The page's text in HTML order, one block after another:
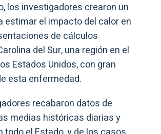
los investigadores crearon un
estimar el impacto del calor en
de cálculos
del Sur, una región en el
Estados Unidos, con gran
esta enfermedad.
recabaron datos de
medias históricas diarias y